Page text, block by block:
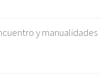
y manualidades